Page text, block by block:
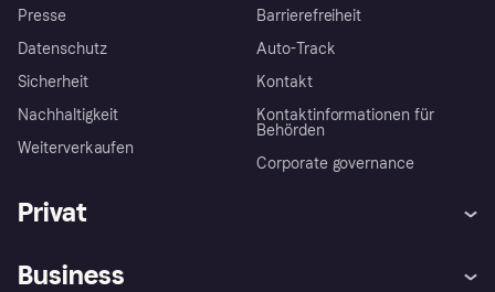
Presse
Datenschutz
Sicherheit
Nachhaltigkeit
Weiterverkaufen
Barrierefreiheit
Auto-Track
Kontakt
Kontaktinformationen für
Behörden
Corporate governance
Privat
Business